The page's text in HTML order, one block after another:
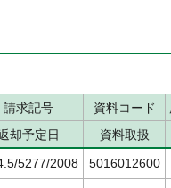
請求記号 資料コード
却予定日
資料取扱
5277/2008
5016012600